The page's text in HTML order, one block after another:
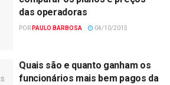
das operadoras
POR PAULO BARBOSA 04/10/2015
Quais são e quanto ganham os
funcionários mais bem pagos da